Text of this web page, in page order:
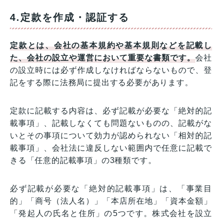
4.定款を作成・認証する
定款とは、会社の基本規約や基本規則などを記載し
た、会社の設立や運営において重要な書類です。会社
の設立時には必ず作成しなければならないもので、登
記をする際に法務局に提出する必要があります。
定款に記載する内容は、必ず記載が必要な「絶対的記
載事項」、記載しなくても問題ないものの、記載がな
いとその事項について効力が認められない「相対的記
載事項」、会社法に違反しない範囲内で任意に記載で
きる「任意的記載事項」の3種類です。
必ず記載が必要な「絶対的記載事項」は、「事業目
的」「商号（法人名）」「本店所在地」「資本金額」
「発起人の氏名と住所」の5つです。株式会社を設立